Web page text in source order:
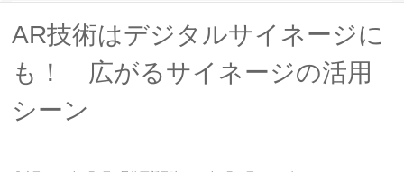
AR技術はデジタルサイネージに
も！ 広がるサイネージの活用
シーン